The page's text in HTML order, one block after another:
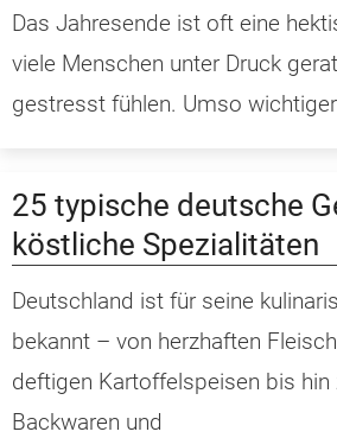
Das Jahresende ist oft eine
viele Menschen unter Druck
gestresst fühlen. Umso wichtiger
25 typische deutsche
köstliche Spezialitäten
Deutschland ist für seine
bekannt – von herzhaften
deftigen Kartoffelspeisen bis hin
Backwaren und